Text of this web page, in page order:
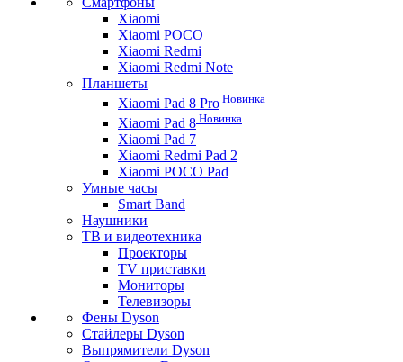
Xiaomi
Xiaomi POCO
Xiaomi Redmi
Xiaomi Redmi Note
Планшеты
Xiaomi Pad 8 Pro Новинка
Xiaomi Pad 8 Новинка
Xiaomi Pad 7
Xiaomi Redmi Pad 2
Xiaomi POCO Pad
Умные часы
Smart Band
Наушники
ТВ и видеотехника
Проекторы
TV приставки
Мониторы
Телевизоры
Фены Dyson
Стайлеры Dyson
Выпрямители Dyson